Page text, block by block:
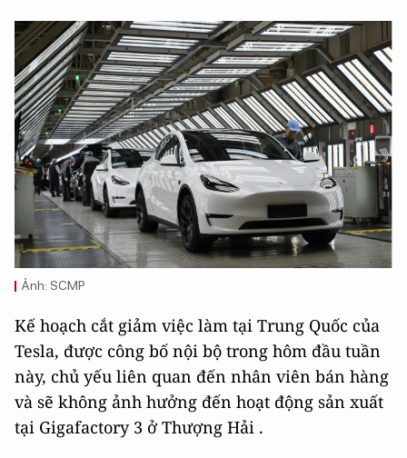
Ảnh: SCMP
Kế hoạch cắt giảm việc làm tại Trung Quốc của
Tesla, được công bố nội bộ trong hôm đầu tuần
này, chủ yếu liên quan đến nhân viên bán hàng
và sẽ không ảnh hưởng đến hoạt động sản xuất
tại Gigafactory 3 ở Thượng Hải .